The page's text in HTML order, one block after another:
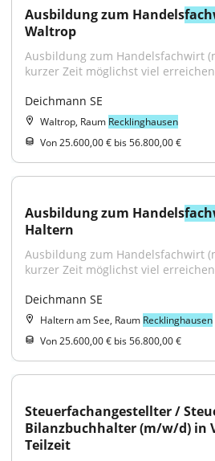
Ausbildung zum Handels
Waltrop
Ausbildung zum Handelsfachwirt
kurzer Zeit möglichst viel
Deichmann SE
Waltrop, Raum Recklinghausen
Von 25.600,00 € bis 56.800,00 €
Ausbildung zum Handels
Haltern
Ausbildung zum Handelsfachwirt
kurzer Zeit möglichst viel
Deichmann SE
Haltern am See, Raum Recklinghausen
Von 25.600,00 € bis 56.800,00 €
Steuerfachangestellter /
Bilanzbuchhalter (m/w/d) in
Teilzeit